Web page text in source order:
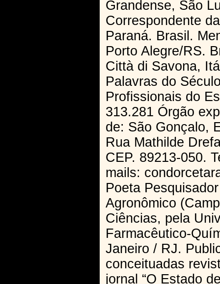
Grandense, São
Correspondente
Paraná. Brasil.
Porto Alegre/RS.
Città di Savona,
Palavras do
Profissionais do
313.281 Órgão
de: São Gonçalo,
Rua Mathilde
CEP. 89213-050.
mails:
Poeta
Agronômico
Ciências, pela
Farmacêutico-
Janeiro / RJ.
conceituadas
jornal “O Estado